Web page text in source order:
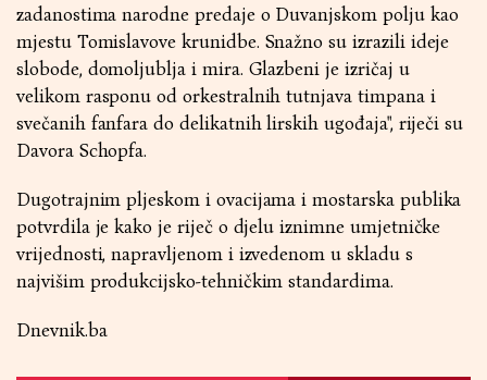
zadanostima narodne predaje o Duvanjskom polju kao
mjestu Tomislavove krunidbe. Snažno su izrazili ideje
slobode, domoljublja i mira. Glazbeni je izričaj u
velikom rasponu od orkestralnih tutnjava timpana i
svečanih fanfara do delikatnih lirskih ugođaja", riječi su
Davora Schopfa.
Dugotrajnim pljeskom i ovacijama i mostarska publika
potvrdila je kako je riječ o djelu iznimne umjetničke
vrijednosti, napravljenom i izvedenom u skladu s
najvišim produkcijsko-tehničkim standardima.
Dnevnik.ba